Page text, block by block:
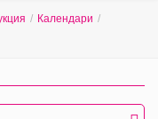
/ Календари /